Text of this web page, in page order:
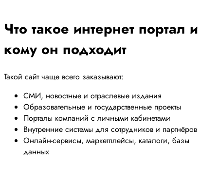
Что такое интернет портал и
кому он подходит
Такой сайт чаще всего заказывают:
СМИ, новостные и отраслевые издания
Образовательные и государственные проекты
Порталы компаний с личными кабинетами
Внутренние системы для сотрудников и партнёров
Онлайн-сервисы, маркетплейсы, каталоги, базы
данных